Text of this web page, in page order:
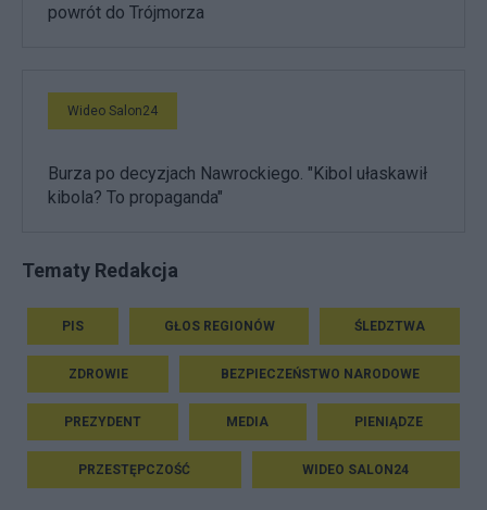
powrót do Trójmorza
Wideo Salon24
Burza po decyzjach Nawrockiego. "Kibol ułaskawił
kibola? To propaganda"
Tematy Redakcja
PIS GŁOS REGIONÓW ŚLEDZTWA
ZDROWIE BEZPIECZEŃSTWO NARODOWE
PREZYDENT MEDIA PIENIĄDZE
PRZESTĘPCZOŚĆ WIDEO SALON24